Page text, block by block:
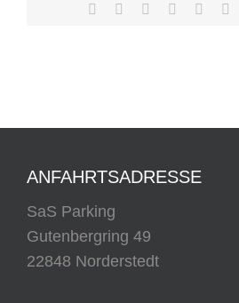
Facebook Reddit LinkedIn
ANFAHRTSADRESSE
SaS Parking
Gutenbergring 49
22848 Norderstedt